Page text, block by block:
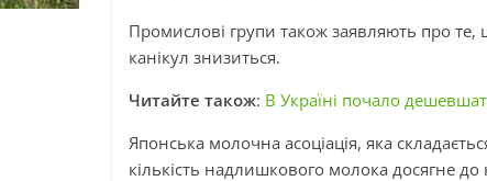
Промислові групи також заявляють про
канікул знизиться.
Читайте також: В Україні почало
Японська молочна асоціація, яка
кількість надлишкового молока досягне